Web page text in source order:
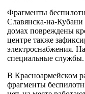
Фрагменты
Славянска-на-
домах повреждены
центре также
электроснабжения.
специальные службы.
В Красноармейском
фрагменты